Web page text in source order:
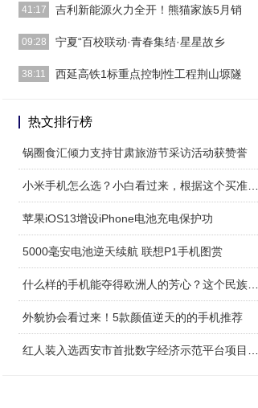
[详细]
41:17 吉利新能源火力全开！熊猫家族5月销
[详细]
09:28 宁夏“百校联动·青春集结·星星故乡
[详细]
38:11 西延高铁1标重点控制性工程荆山塬隧
热文排行榜
锅圈食汇倾力支持甘肃旅游节采访活动获赞誉
苹果iOS13增设iPhone电池充电保护功
5000毫安电池逆天续航 联想P1手机图赏
外貌协会看过来！5款颜值逆天的的手机推荐